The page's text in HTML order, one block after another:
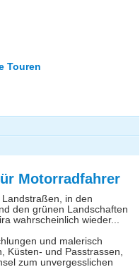
Touren
Motorradfahrer
in den
den grünen Landschaften
wahrscheinlich wieder...
und malerisch
Küsten- und Passtrassen,
zum unvergesslichen